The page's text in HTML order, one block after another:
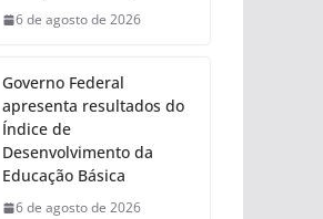
6 de agosto de 2026
Governo Federal
apresenta resultados do
Índice de
Desenvolvimento da
Educação Básica
6 de agosto de 2026